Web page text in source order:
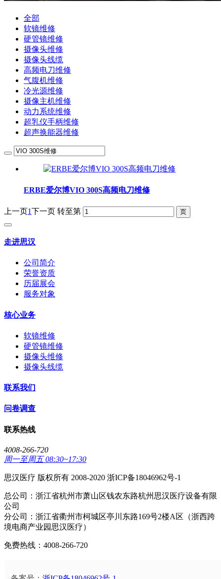
全部
软镜维修
硬管镜维修
摄像头维修
摄像头线缆
高频电刀维修
气腹机维修
冷光源维修
摄像主机维修
动力系统维修
超乳仪手柄维修
超声换能器维修
ERBE爱尔博VIO 300S高频电刀维修
上一页1下一页 转至第
走进思汉
公司简介
荣誉资质
历届展会
服务对象
核心业务
软镜维修
硬管镜维修
摄像头维修
摄像头线缆
联系我们
问卷调查
联系热线
4008-266-720
周一至周五 08:30~17:30
思汉医疗 版权所有 2008-2020 浙ICP备18046962号-1
总公司：浙江省杭州市萧山区钱农东路杭州思汉医疗设备有限
公司
分公司：浙江省衢州市柯城区亭川东路169号2楼A区（浙西跨
境电商产业园思汉医疗）
免费热线：4008-266-720